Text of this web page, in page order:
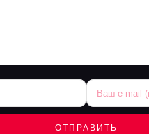
ОТПРАВИТЬ